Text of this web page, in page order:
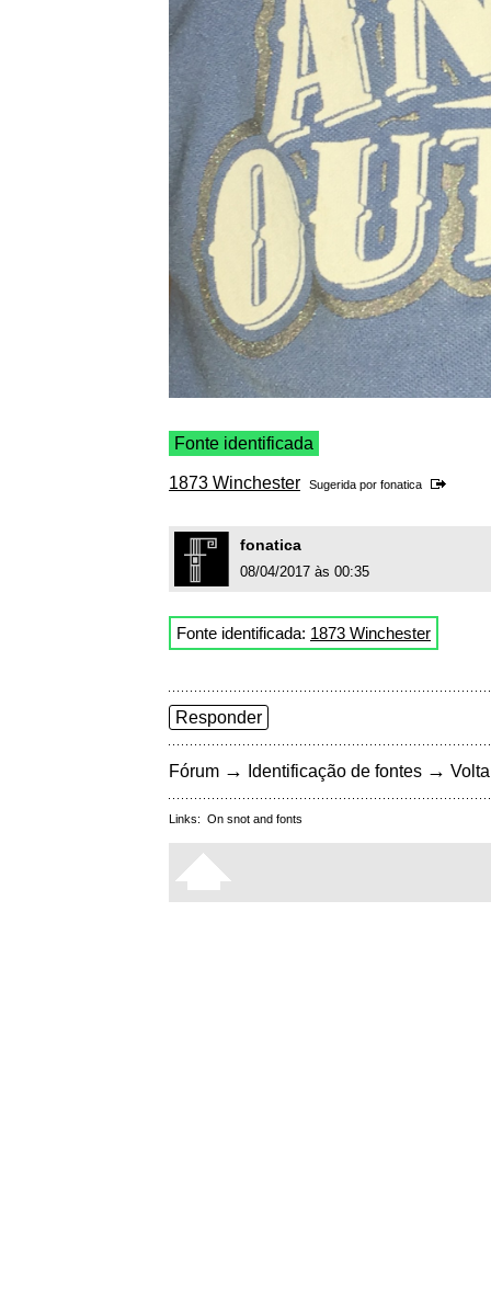
Fonte identificada
1873 Winchester Sugerida por fonatica
fonatica
08/04/2017 às 00:35
Fonte identificada: 1873 Winchester
Responder
Fórum → Identificação de fontes →
Links: On snot and fonts